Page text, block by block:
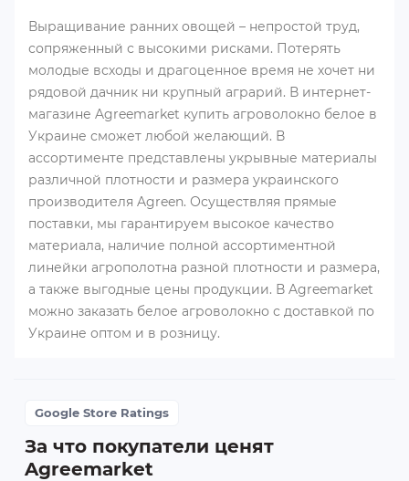
Выращивание ранних овощей – непростой труд,
сопряженный с высокими рисками. Потерять
молодые всходы и драгоценное время не хочет ни
рядовой дачник ни крупный аграрий. В интернет-
магазине Agreemarket купить агроволокно белое в
Украине сможет любой желающий. В
ассортименте представлены укрывные материалы
различной плотности и размера украинского
производителя Agreen. Осуществляя прямые
поставки, мы гарантируем высокое качество
материала, наличие полной ассортиментной
линейки агрополотна разной плотности и размера,
а также выгодные цены продукции. В Agreemarket
можно заказать белое агроволокно с доставкой по
Украине оптом и в розницу.
Google Store Ratings
За что покупатели ценят
Agreemarket